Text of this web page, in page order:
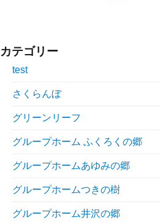
カテゴリー
test
さくらんぼ
グリーンリーフ
グループホーム ふくろくの郷
グループホームあゆみの郷
グループホームつきの樹
グループホーム井沢の郷